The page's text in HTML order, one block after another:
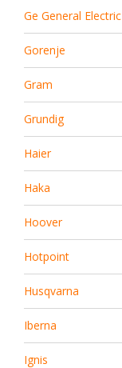
Ge General Electric
Gorenje
Gram
Grundig
Haier
Haka
Hoover
Hotpoint
Husqvarna
Iberna
Ignis